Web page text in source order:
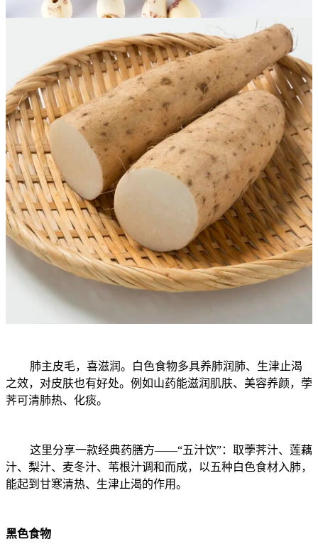
肺主皮毛，喜滋润。白色食物多具养肺润肺、生津止渴
之效，对皮肤也有好处。例如山药能滋润肌肤、美容养颜，荸
荠可清肺热、化痰。
这里分享一款经典药膳方——“五汁饮”：取荸荠汁、莲藕
汁、梨汁、麦冬汁、苇根汁调和而成，以五种白色食材入肺，
能起到甘寒清热、生津止渴的作用。
黑色食物